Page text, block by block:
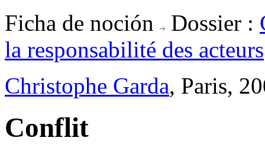
Ficha de noción Dossier :
la responsabilité des acteurs
Christophe Garda, Paris,
Conflit